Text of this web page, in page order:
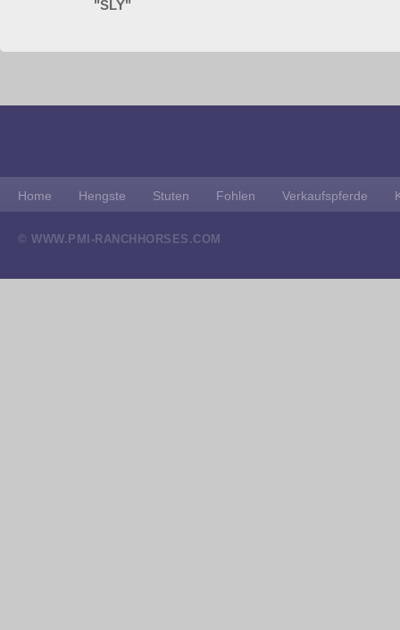
"SLY"
Home Hengste Stuten Fohlen Verkaufspferde
© WWW.PMI-RANCHHORSES.COM